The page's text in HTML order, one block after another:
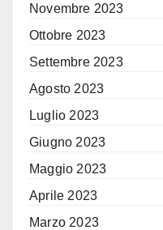
Novembre 2023
Ottobre 2023
Settembre 2023
Agosto 2023
Luglio 2023
Giugno 2023
Maggio 2023
Aprile 2023
Marzo 2023